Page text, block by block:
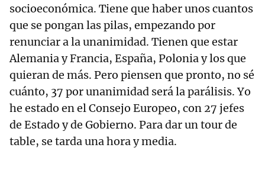
socioeconómica. Tiene que haber unos cuantos
que se pongan las pilas, empezando por
renunciar a la unanimidad. Tienen que estar
Alemania y Francia, España, Polonia y los que
quieran de más. Pero piensen que pronto, no sé
cuánto, 37 por unanimidad será la parálisis. Yo
he estado en el Consejo Europeo, con 27 jefes
de Estado y de Gobierno. Para dar un tour de
table, se tarda una hora y media.